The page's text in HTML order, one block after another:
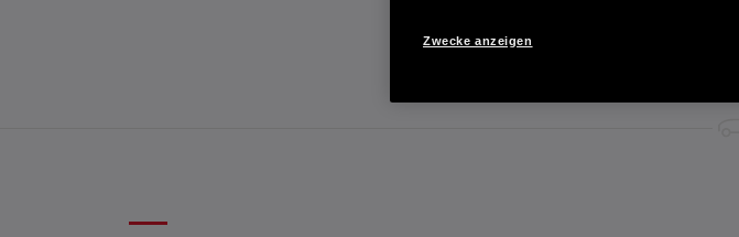
Zwecke anzeigen